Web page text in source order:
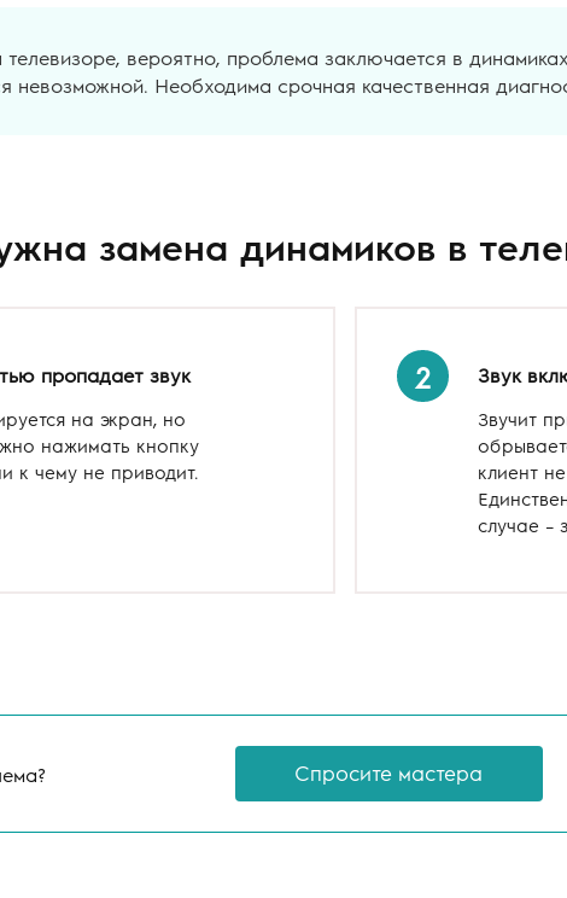
вероятно, проблема заключается в
невозможной. Необходима срочная качественная
замена динамиков в
пропадает звук
на экран, но
нажимать кнопку
к чему не приводит.
2 Звук
Звучит
клиент
случае –
Спросите мастера